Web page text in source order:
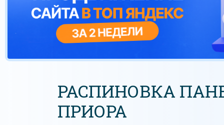
РАСПИНОВКА
ПРИОРА